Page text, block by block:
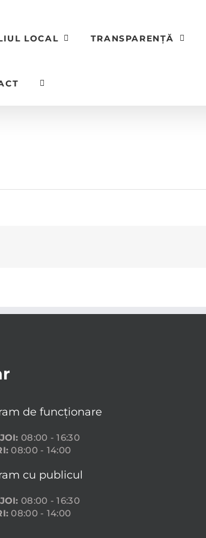
LOCAL TRANSPARENȚĂ
de funcționare
08:00 - 16:30
08:00 - 14:00
cu publicul
08:00 - 16:30
08:00 - 14:00